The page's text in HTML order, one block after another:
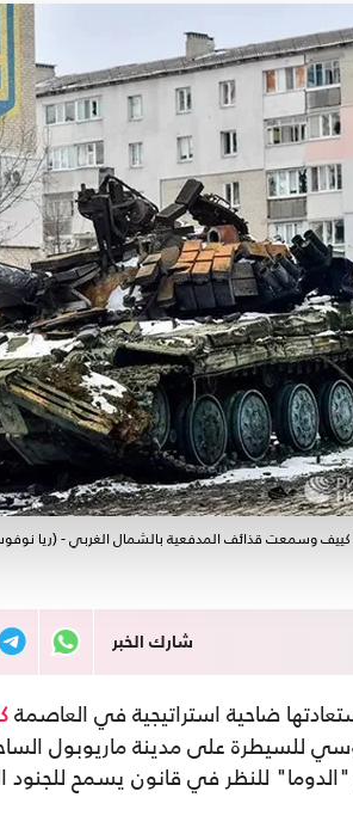
كييف وسمعت قذائف المدفعية بالشمال الغربي - (ريا
شارك الخبر
ضاحية استراتيجية في العاصمة
للسيطرة على مدينة ماريوبول
للنظر في قانون يسمح للجنود